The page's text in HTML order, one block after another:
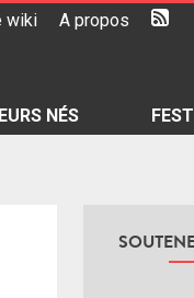
wiki A propos
NÉS